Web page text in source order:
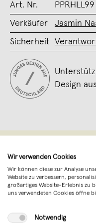
Art. Nr. PPRHLL99
Verkäufer Jasmin
Sicherheit
Design
Wir verwenden Cookies
Wir können diese zur Analyse
Website zu verbessern,
großartiges Website-Erlebnis zu
uns verwendeten Cookies öffne
Notwendig